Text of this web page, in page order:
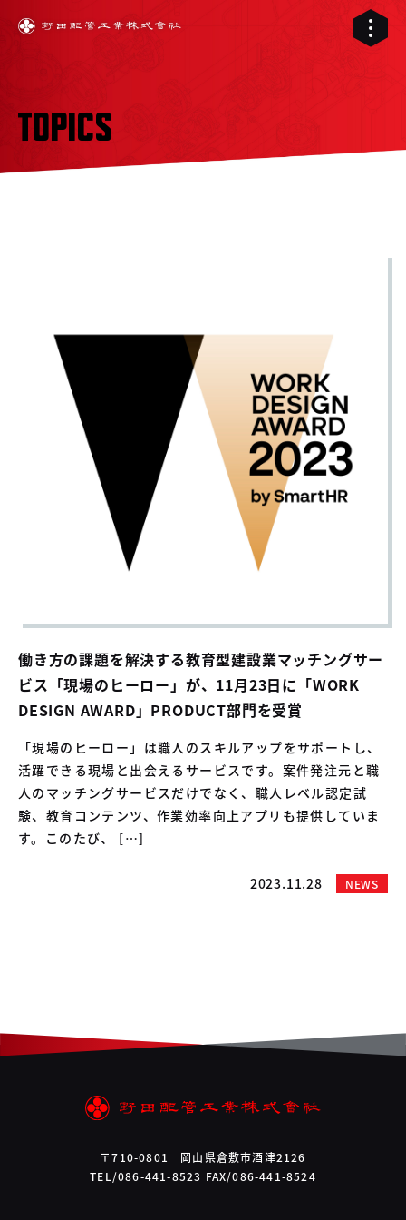
配管工事
RELIVE
中古車買取販売テンペスト
NOJ岡山店
TOPICS
働き方の課題を解決する教育型建設業マッチングサー
ビス「現場のヒーロー」が、11月23日に「WORK
DESIGN AWARD」PRODUCT部門を受賞
「現場のヒーロー」は職人のスキルアップをサポートし、
活躍できる現場と出会えるサービスです。案件発注元と職
人のマッチングサービスだけでなく、職人レベル認定試
験、教育コンテンツ、作業効率向上アプリも提供していま
す。このたび、 […]
2023.11.28 NEWS
〒710-0801 岡山県倉敷市酒津2126
TEL/086-441-8523 FAX/086-441-8524